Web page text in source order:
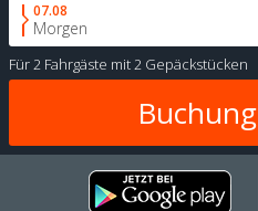
07.08
Morgen
Für2 Fahrgäste mit2 Gepäckstücken